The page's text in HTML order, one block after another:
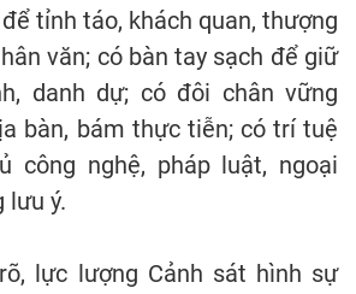
tỉnh táo, khách quan, thượng
văn; có bàn tay sạch để giữ
danh dự; có đôi chân vững
bàn, bám thực tiễn; có trí tuệ
công nghệ, pháp luật, ngoại
lưu ý.
lực lượng Cảnh sát hình sự